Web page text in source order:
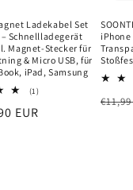
Ladekabel Set
– Schnellladegerät
Magnet-Stecker für
& Micro USB, für
iPad, Samsung
(1)1
EUR
iPhone